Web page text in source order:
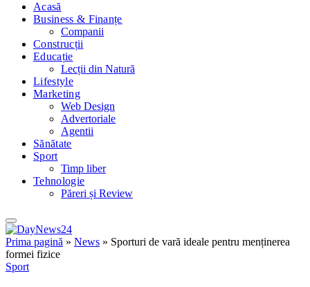
Acasă
Business & Finanțe
Companii
Construcții
Educație
Lecții din Natură
Lifestyle
Marketing
Web Design
Advertoriale
Agentii
Sănătate
Sport
Timp liber
Tehnologie
Păreri și Review
Prima pagină » News » Sporturi de vară ideale pentru menținerea
formei fizice
Sport